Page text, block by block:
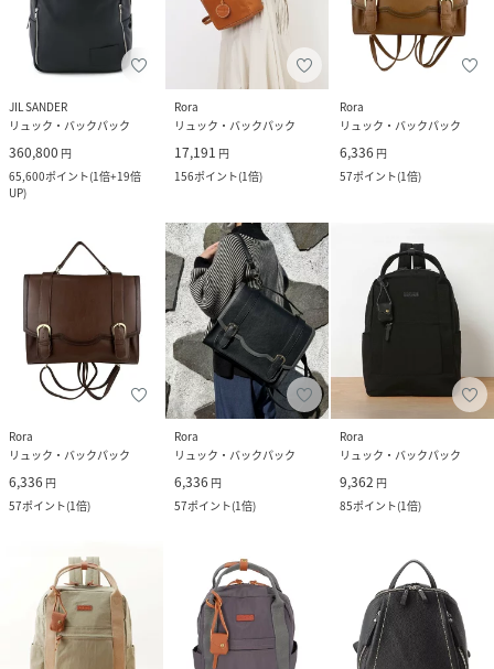
JIL SANDER
リュック・バックパック
360,800 円
65,600ポイント(1倍+19倍
UP)
Rora
リュック・バックパック
17,191 円
156ポイント(1倍)
Rora
リュック・バックパック
6,336 円
57ポイント(1倍)
Rora
リュック・バックパック
6,336 円
57ポイント(1倍)
Rora
リュック・バックパック
6,336 円
57ポイント(1倍)
Rora
リュック・バックパック
9,362 円
85ポイント(1倍)